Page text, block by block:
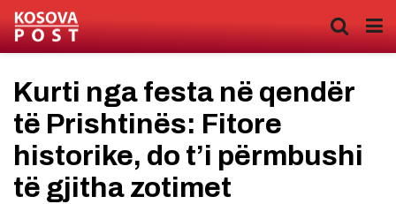
Kurti nga festa në qendër
të Prishtinës: Fitore
historike, do t’i përmbushi
të gjitha zotimet